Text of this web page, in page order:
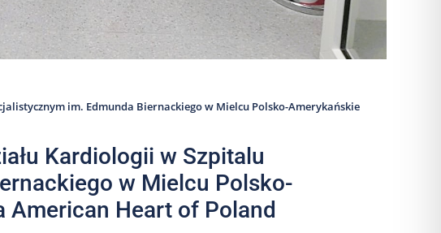
im. Edmunda Biernackiego w Mielcu Polsko-Amerykańskie
Kardiologii w Szpitalu
w Mielcu Polsko-
American Heart of Poland